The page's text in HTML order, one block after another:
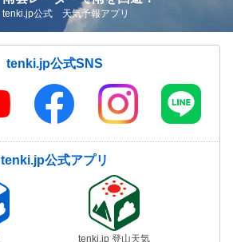
tenki.jp公式 天気予報アプリ
tenki.jp公式SNS
tenki.jp公式アプリ
tenki.jp 登山天気